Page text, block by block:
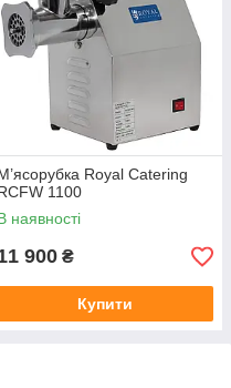
Royal Catering
1100
наявності
900 ₴
Купити